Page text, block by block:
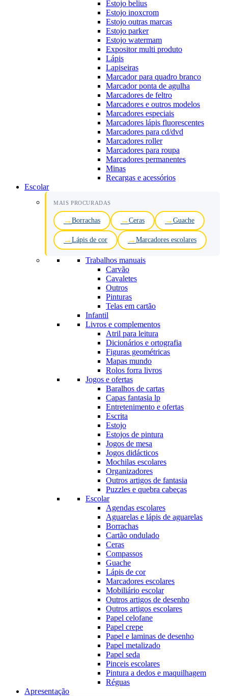
Estojo belius
Estojo inoxcrom
Estojo outras marcas
Estojo parker
Estojo watermam
Expositor multi produto
Lápis
Lapiseiras
Marcador para quadro branco
Marcador ponta de agulha
Marcadores de feltro
Marcadores e outros modelos
Marcadores especiais
Marcadores lápis fluorescentes
Marcadores para cd/dvd
Marcadores roller
Marcadores para roupa
Marcadores permanentes
Minas
Recargas e acessórios
Escolar
MAIS PROCURADAS
Borrachas Ceras Guache
Lápis de cor Marcadores escolares
Trabalhos manuais
Carvão
Cavaletes
Outros
Pinturas
Telas em cartão
Infantil
Livros e complementos
Atril para leitura
Dicionários e ortografia
Figuras geométricas
Mapas mundo
Rolos forra livros
Jogos e ofertas
Baralhos de cartas
Capas fantasia lp
Entretenimento e ofertas
Escrita
Estojo
Estojos de pintura
Jogos de mesa
Jogos didácticos
Mochilas escolares
Organizadores
Outros artigos de fantasia
Puzzles e quebra cabeças
Escolar
Agendas escolares
Aguarelas e lápis de aguarelas
Borrachas
Cartão ondulado
Ceras
Compassos
Guache
Lápis de cor
Marcadores escolares
Mobiliário escolar
Outros artigos de desenho
Outros artigos escolares
Papel celofane
Papel crepe
Papel e laminas de desenho
Papel metalizado
Papel seda
Pinceis escolares
Pintura a dedos e maquilhagem
Réguas
Apresentação